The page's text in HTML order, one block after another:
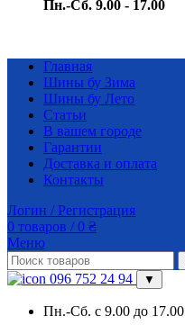
Пн.-Сб. 9.00 - 17.00
Главная
Шины бу Зима
Шины бу Лето
Статьи
В вашем городе
Гарантии
Доставка и оплата
Контакты
Логин / Регистрация
0 товаров / 0 ₴
Меню
096 752 24 94 ▼
Пн.-Сб. с 9.00 до 17.00